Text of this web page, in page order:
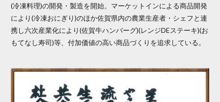
(冷凍料理)の開発・製造を開始。マーケットインによる商品開発
により(冷凍おにぎり)のほか佐賀県内の農業生産者・シェフと連
携し六次産業化により(佐賀牛ハンバーグ)(レンジDEステーキ)(お
もてなし寿司)等、付加価値の高い商品づくりを追求している。